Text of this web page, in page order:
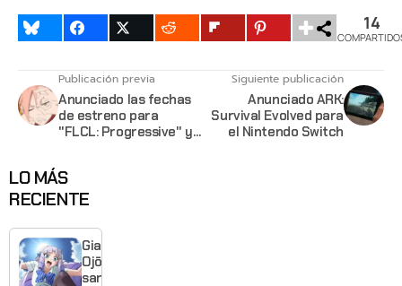
14
Publicación previa
Anunciado las fechas
de estreno para
"FLCL: Progressive" y
Siguiente publicación
Anunciado ARK:
Survival Evolved para
el Nintendo Switch
LO MÁS
RECIENTE
Giant
Ojō-
sama